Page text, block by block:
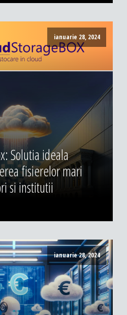
ianuarie 28, 2024
Solutia ideala
fisierelor mari
si institutii
ianuarie 28, 2024